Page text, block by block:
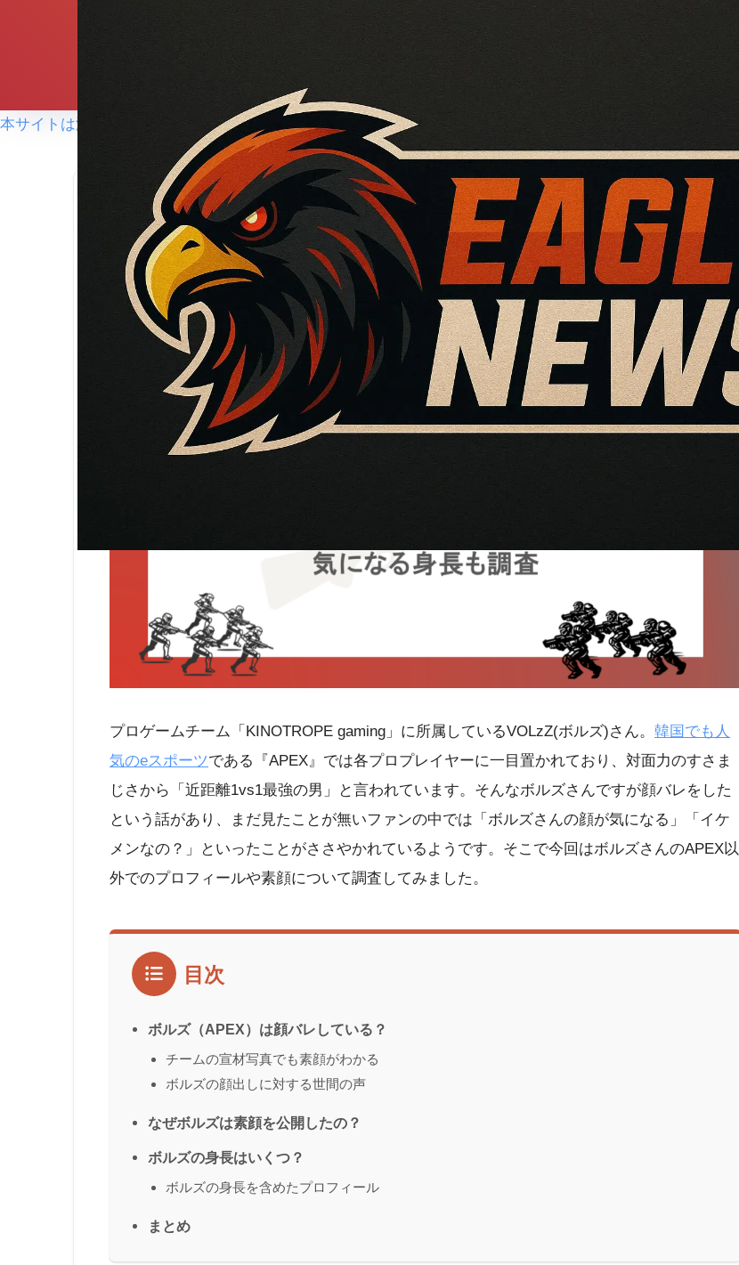
本サイトは海外在住者向けに情報を発信しています。
ホーム ゲーム APEX
【APEX】VOLzZ(ボルズ)は顔バレしてる？素顔はイケメ
ン？気になる身長も調査
2025年5月4日 2026年3月12日
プロゲームチーム「KINOTROPE gaming」に所属しているVOLzZ(ボルズ)さん。 韓国でも人
気のeスポーツである『APEX』では各プロプレイヤーに一目置かれており、対面力のすさま
じさから「近距離1vs1最強の男」と言われています。そんなボルズさんですが顔バレをした
という話があり、まだ見たことが無いファンの中では「ボルズさんの顔が気になる」「イケ
メンなの？」といったことがささやかれているようです。そこで今回はボルズさんのAPEX以
外でのプロフィールや素顔について調査してみました。
目次
ボルズ（APEX）は顔バレしている？
チームの宣材写真でも素顔がわかる
ボルズの顔出しに対する世間の声
なぜボルズは素顔を公開したの？
ボルズの身長はいくつ？
ボルズの身長を含めたプロフィール
まとめ